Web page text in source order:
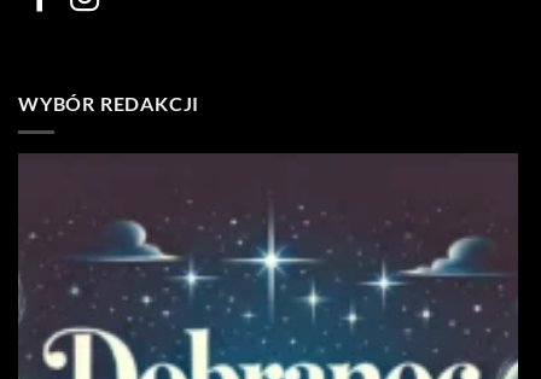
WYBÓR REDAKCJI